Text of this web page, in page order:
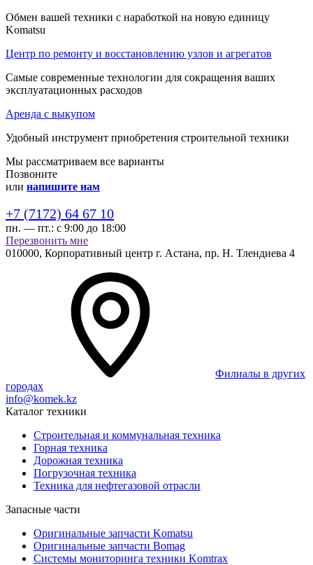
Обмен вашей техники с наработкой на новую единицу
Komatsu
Центр по ремонту и восстановлению узлов и агрегатов
Самые современные технологии для сокращения ваших
эксплуатационных расходов
Аренда с выкупом
Удобный инструмент приобретения строительной техники
Мы рассматриваем все варианты
Позвоните
или напишите нам
+7 (7172) 64 67 10
пн. — пт.: с 9:00 до 18:00
Перезвонить мне
010000, Корпоративный центр г. Астана, пр. Н. Тлендиева 4
Филиалы в других
городах
info@komek.kz
Каталог техники
Строительная и коммунальная техника
Горная техника
Дорожная техника
Погрузочная техника
Техника для нефтегазовой отрасли
Запасные части
Оригинальные запчасти Komatsu
Оригинальные запчасти Bomag
Системы мониторинга техники Komtrax